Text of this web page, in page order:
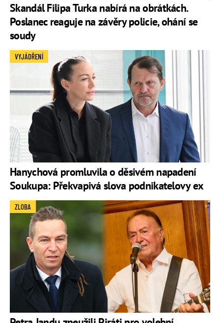
Skandál Filipa Turka nabírá na obrátkách.
Poslanec reaguje na závěry policie, ohání se
soudy
Hanychová promluvila o děsivém napadení
Soukupa: Překvapivá slova podnikatelovy ex
VYJÁDŘENÍ
ZLOBA